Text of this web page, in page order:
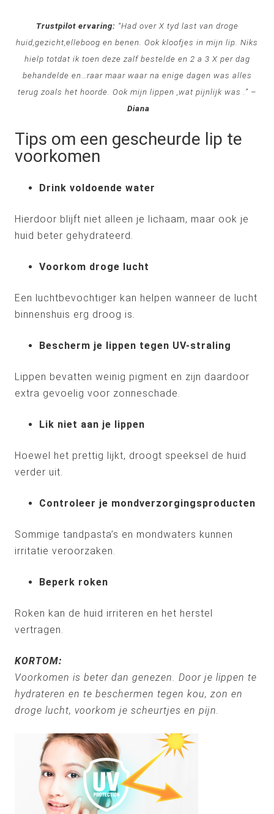
Trustpilot ervaring: “Had over X tyd last van droge
huid,gezicht,elleboog en benen. Ook kloofjes in mijn lip. Niks
hielp totdat ik toen deze zalf bestelde en 2 a 3 X per dag
behandelde en…raar maar waar na enige dagen was alles
terug zoals het hoorde. Ook mijn lippen ,wat pijnlijk was .” –
Diana
Tips om een gescheurde lip te
voorkomen
Drink voldoende water
Hierdoor blijft niet alleen je lichaam, maar ook je
huid beter gehydrateerd.
Voorkom droge lucht
Een luchtbevochtiger kan helpen wanneer de lucht
binnenshuis erg droog is.
Bescherm je lippen tegen UV-straling
Lippen bevatten weinig pigment en zijn daardoor
extra gevoelig voor zonneschade.
Lik niet aan je lippen
Hoewel het prettig lijkt, droogt speeksel de huid
verder uit.
Controleer je mondverzorgingsproducten
Sommige tandpasta’s en mondwaters kunnen
irritatie veroorzaken.
Beperk roken
Roken kan de huid irriteren en het herstel
vertragen.
KORTOM:
Voorkomen is beter dan genezen. Door je lippen te
hydrateren en te beschermen tegen kou, zon en
droge lucht, voorkom je scheurtjes en pijn.